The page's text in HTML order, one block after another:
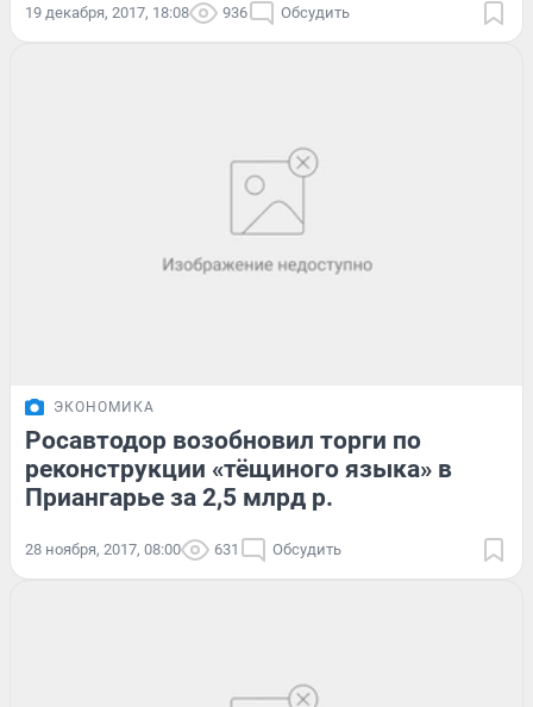
19 декабря, 2017, 18:08 936 Обсудить
ЭКОНОМИКА
Росавтодор возобновил торги по
реконструкции «тёщиного языка» в
Приангарье за 2,5 млрд р.
28 ноября, 2017, 08:00 631 Обсудить